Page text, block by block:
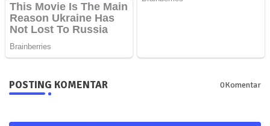
POSTING KOMENTAR 0Komentar